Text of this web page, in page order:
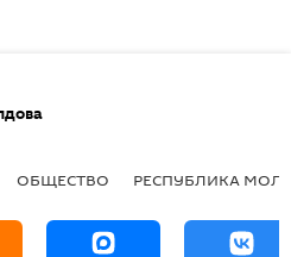
ОБЩЕСТВО РЕСПУБЛИКА